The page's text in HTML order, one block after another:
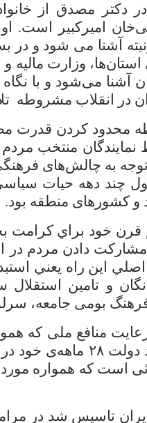
دکتر مصدق از
امیرکبیر است.
آشنا می شود و در
وزارت مالیه و
می‌شود و با
در انقلاب مشروطه
محدود کردن قدرت
منتخب
توجه به چالش‌های
دهه حیات سیاسی
و کشورهای منطقه بود.
خود براي كرامت
دادن مردم
اين راه يعني
و تامين
بومی جامعه،
منافع ملی که
دولت۲۸ ماهه‌ی خود
است که همواره
تاسیس شد در